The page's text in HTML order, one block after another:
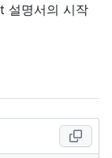
설명서의 시작